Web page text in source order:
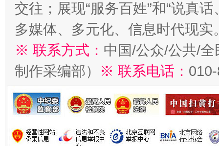
交往；展现“服务百姓”和“说真
多媒体、多元化、信息时代现实
※ 联系方式： 中国/公众/公共/
制作采编部）
※ 联系电话：